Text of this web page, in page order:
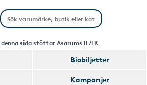
denna sida stöttar Asarums IF/FK
Biobiljetter
Kampanjer